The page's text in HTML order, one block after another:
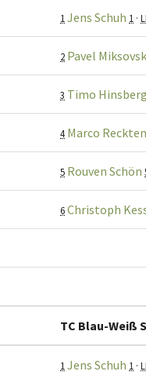
1 Jens Schuh 1 ·
2 Pavel
3 Timo
4 Marco
5 Rouven Schön
6Christoph
TC Blau-Weiß
1 Jens Schuh 1 ·